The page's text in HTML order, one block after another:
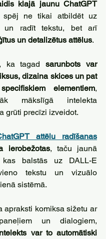
klajā jaunu ChatGPT
ne tikai atbildēt uz
jautājumiem un radīt tekstu, bet arī
un detalizētus attēlus.
ka tagad sarunbots var
dizaina skices un pat
elementiem,
mākslīgā intelekta
grūti precīzi izveidot.
attēlu radīšanas
ierobežotas, taču jaunā
kas balstās uz DALL-E
tekstu un vizuālo
sistēmā.
apraksti komiksa sižetu ar
var to automātiski